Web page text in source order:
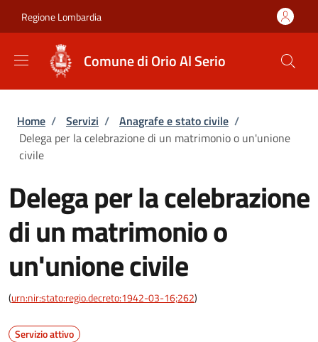
Regione Lombardia
Comune di Orio Al Serio
Briciole di pane
Home / Servizi / Anagrafe e stato civile /
Delega per la celebrazione di un matrimonio o un'unione
civile
Delega per la celebrazione
di un matrimonio o
un'unione civile
(urn:nir:stato:regio.decreto:1942-03-16;262)
Servizio attivo